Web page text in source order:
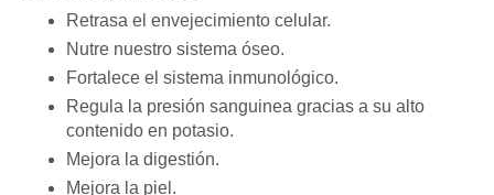
Retrasa el envejecimiento celular.
Nutre nuestro sistema óseo.
Fortalece el sistema inmunológico.
Regula la presión sanguinea gracias a su alto
contenido en potasio.
Mejora la digestión.
Mejora la piel.